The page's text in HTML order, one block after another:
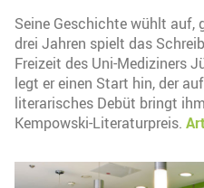
Seine Geschichte wühlt auf,
drei Jahren spielt das
Freizeit des Uni-Mediziners
legt er einen Start hin, der
literarisches Debüt bringt
Kempowski-Literaturpreis.